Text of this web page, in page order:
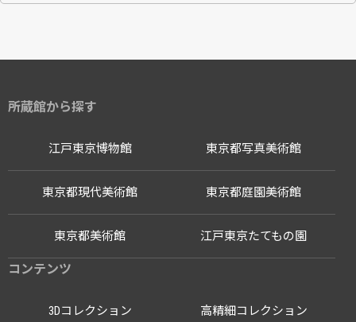
所蔵館から探す
江戸東京博物館
江戸東京たてもの園
東京都写真美術館
東京都現代美術館 東京都庭園美術館
東京都美術館
コンテンツ
3Dコレクション 高精細コレクション